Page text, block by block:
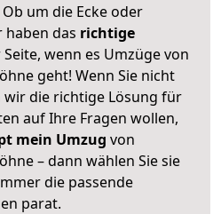
um die Ecke oder
das richtige
wenn es Umzüge von
geht! Wenn Sie nicht
wir die richtige Lösung für
auf Ihre Fragen wollen,
mein Umzug von
– dann wählen Sie sie
die passende
parat.